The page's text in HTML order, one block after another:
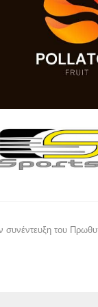
συνέντευξη του